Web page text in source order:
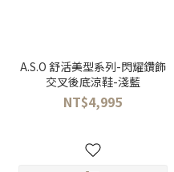
A.S.O 舒活美型系列-閃耀鑽飾
交叉後底涼鞋-淺藍
NT$4,995